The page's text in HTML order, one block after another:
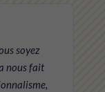
soyez
nous fait